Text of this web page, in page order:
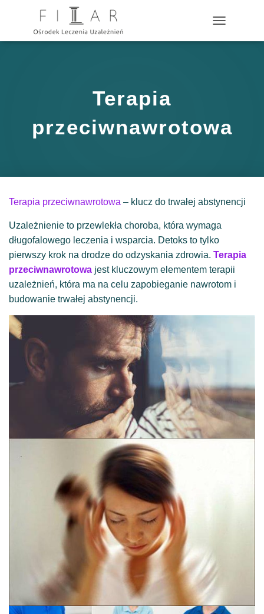
R
A
A
Terapia
przeciwnawrotowa
Terapia przeciwnawrotowa – klucz do trwałej abstynencji
Uzależnienie to przewlekła choroba, która wymaga
długofalowego leczenia i wsparcia. Detoks to tylko
pierwszy krok na drodze do odzyskania zdrowia. Terapia
przeciwnawrotowa jest kluczowym elementem terapii
uzależnień, która ma na celu zapobieganie nawrotom i
budowanie trwałej abstynencji.